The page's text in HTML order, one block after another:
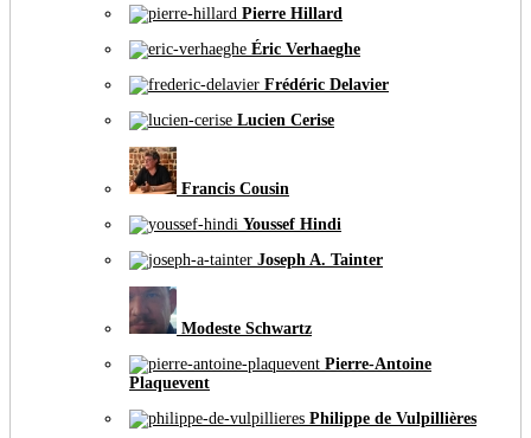
Pierre Hillard
Éric Verhaeghe
Frédéric Delavier
Lucien Cerise
Francis Cousin
Youssef Hindi
Joseph A. Tainter
Modeste Schwartz
Pierre-Antoine
Plaquevent
Philippe de Vulpillières